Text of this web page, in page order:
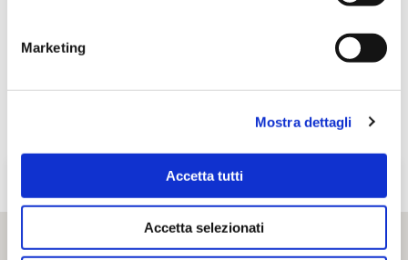
Marketing
Mostra dettagli
Accetta tutti
Accetta selezionati